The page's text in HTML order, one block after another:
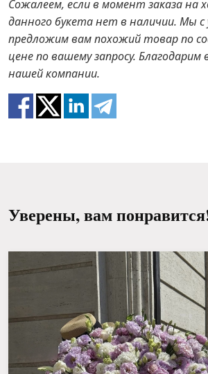
В случае если каких-то
будет в наличии, мы предложим
замены на аналоги. Также будьте
что цветы – это живой материал,
отопительных приборов и
Поливайте 1 раз в 2 дня ½
Сожалеем, если в момент заказа на
данного букета нет в наличии. Мы с
предложим вам похожий товар по
цене по вашему запросу. Благодарим
нашей компании.
Уверены, вам